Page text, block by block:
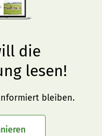
die
lesen!
bleiben.